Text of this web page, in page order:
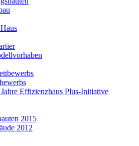
Effizienzhaus Plus-Initiative
2015
2012